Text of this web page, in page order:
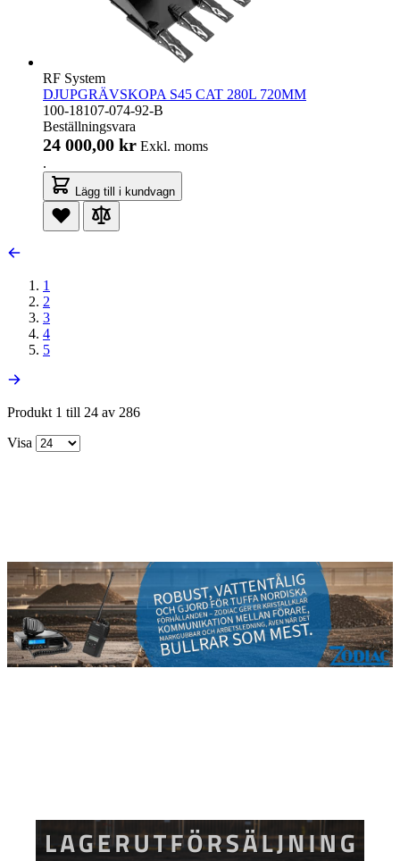
RF System
DJUPGRÄVSKOPA S45 CAT 280L 720MM
100-18107-074-92-B
Beställningsvara
24 000,00 kr Exkl. moms
.
Lägg till i kundvagn
1
2
3
4
5
Produkt 1 till 24 av 286
Visa